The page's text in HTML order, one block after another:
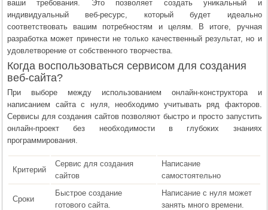
ваши требования. Это позволяет создать уникальный и
индивидуальный веб-ресурс, который будет идеально
соответствовать вашим потребностям и целям. В итоге, ручная
разработка может принести не только качественный результат, но и
удовлетворение от собственного творчества.
Когда воспользоваться сервисом для создания
веб-сайта?
При выборе между использованием онлайн-конструктора и
написанием сайта с нуля, необходимо учитывать ряд факторов.
Сервисы для создания сайтов позволяют быстро и просто запустить
онлайн-проект без необходимости в глубоких знаниях
программирования.
Критерий
Сервис для создания
сайтов
Написание
самостоятельно
Сроки
Быстрое создание
готового сайта.
Написание с нуля может
занять много времени.